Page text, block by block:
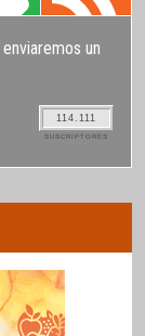
un
114.111
SUSCRIPTORES